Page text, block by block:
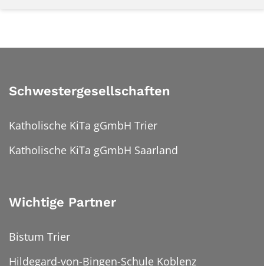
Schwestergesellschaften
Katholische KiTa gGmbH Trier
Katholische KiTa gGmbH Saarland
Wichtige Partner
Bistum Trier
Hildegard-von-Bingen-Schule Koblenz